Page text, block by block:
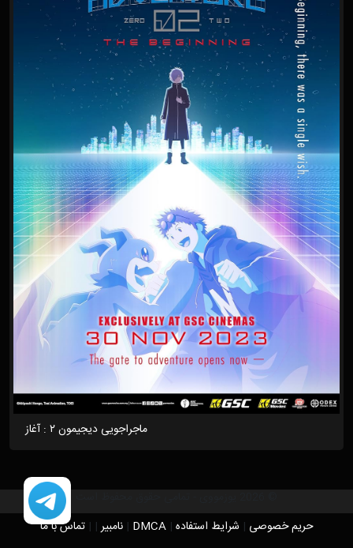
ماجراجویی دیجیمون ۲ : آغاز
حریم خصوصی | شرایط استفاده |
DMCA
|نامبیر |
|تماس با ما